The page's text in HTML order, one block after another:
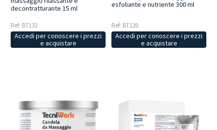
decontratturante 15 ml
Ref: BT132
Accedi per conoscere i prezzi
e acquistare
esfoliante e nutriente 300 ml
Ref: BT120
Accedi per conoscere i prezzi
e acquistare